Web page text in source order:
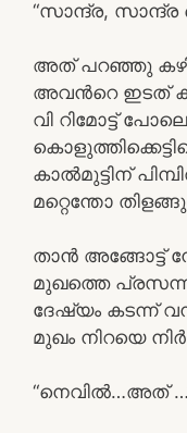
“സാന്ദ്ര,
അത് പറഞ്ഞു
അവന്‍റെ ഇടത്
വി റിമോട്ട്
കാല്‍മുട്ടിന്
മറ്റെന്തോ
താന്‍ അങ്ങോട്ട്‌
മുഖത്തെ
ദേഷ്യം കടന്ന്
മുഖം നിറയെ
“നെവില്‍…അത്